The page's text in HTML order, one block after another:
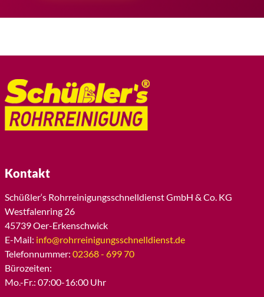
Kontakt
Schüßler‘s Rohrreinigungsschnelldienst GmbH & Co. KG
Westfalenring 26
45739 Oer-Erkenschwick
E-Mail: info@rohrreinigungsschnelldienst.de
Telefonnummer: 02368 - 699 70
Bürozeiten:
Mo.-Fr.: 07:00-16:00 Uhr